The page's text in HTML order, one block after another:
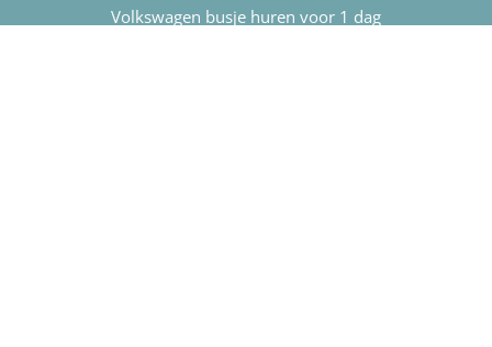
Volkswagen busje huren voor 1 dag